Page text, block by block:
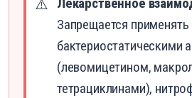
⚠️
Лекарственное
Запрещается
бактериостатическими
(левомицетином,
тетрациклинами),